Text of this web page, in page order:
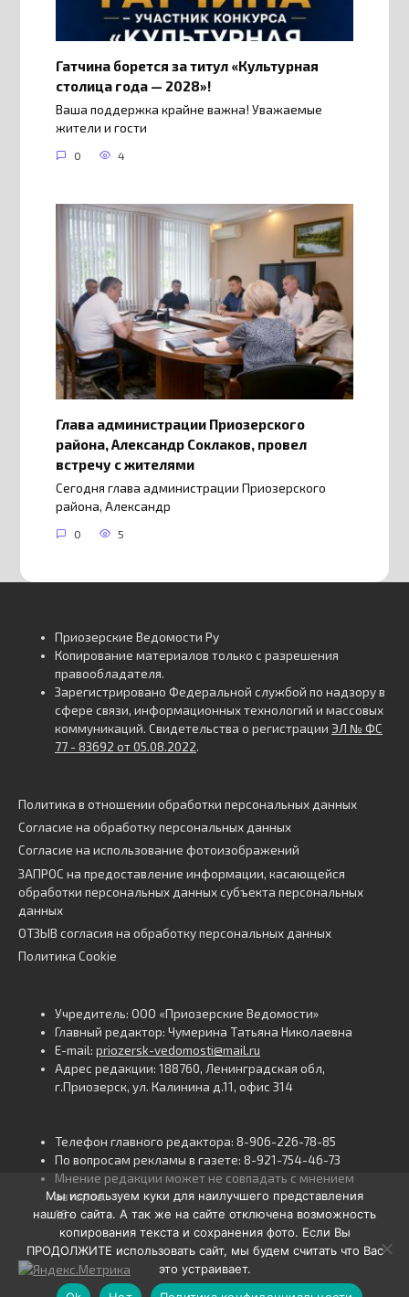
Гатчина борется за титул «Культурная
столица года — 2028»!
Ваша поддержка крайне важна! Уважаемые
жители и гости
0 4
Глава администрации Приозерского
района, Александр Соклаков, провел
встречу с жителями
Сегодня глава администрации Приозерского
района, Александр
0 5
Приозерские Ведомости Ру
Копирование материалов только с разрешения
правообладателя.
Зарегистрировано Федеральной службой по надзору в
сфере связи, информационных технологий и массовых
коммуникаций. Свидетельства о регистрации ЭЛ № ФС
77 - 83692 от 05.08.2022.
Политика в отношении обработки персональных данных
Согласие на обработку персональных данных
Согласие на использование фотоизображений
ЗАПРОС на предоставление информации, касающейся
обработки персональных данных субъекта персональных
данных
ОТЗЫВ согласия на обработку персональных данных
Политика Cookie
Учредитель: ООО «Приозерские Ведомости»
Главный редактор: Чумерина Татьяна Николаевна
E-mail: priozersk-vedomosti@mail.ru
Адрес редакции: 188760, Ленинградская обл,
г.Приозерск, ул. Калинина д.11, офис 314
Телефон главного редактора: 8-906-226-78-85
По вопросам рекламы в газете: 8-921-754-46-73
Мнение редакции может не совпадать с мнением
авторов.
16+
Мы используем куки для наилучшего представления
нашего сайта. А так же на сайте отключена возможность
копирования текста и сохранения фото. Если Вы
ПРОДОЛЖИТЕ использовать сайт, мы будем считать что Вас
это устраивает.